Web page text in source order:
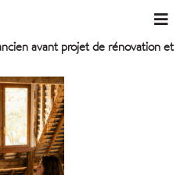
avant projet de rénovation et